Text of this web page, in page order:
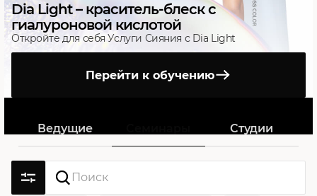
Dia Light – краситель-блеск с
гиалуроновой кислотой
Откройте для себя Услуги Сияния с Dia Light
Перейти к обучению
Ведущие Студии